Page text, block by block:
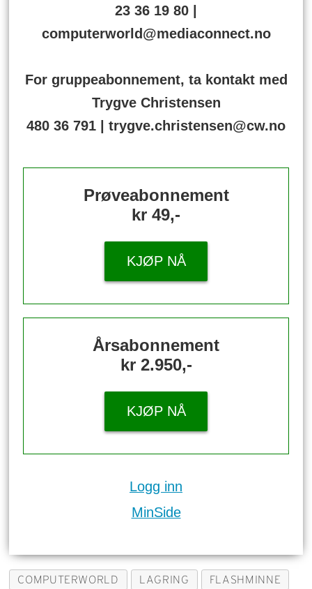
23 36 19 80 |
computerworld@mediaconnect.no
For gruppeabonnement, ta kontakt med
Trygve Christensen
480 36 791 | trygve.christensen@cw.no
Prøveabonnement
kr 49,-
KJØP NÅ
Årsabonnement
kr 2.950,-
KJØP NÅ
Logg inn
MinSide
COMPUTERWORLD LAGRING FLASHMINNE